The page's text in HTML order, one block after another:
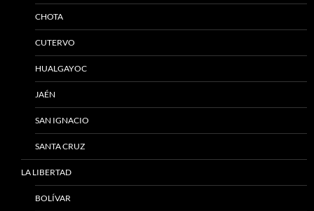
CHOTA
CUTERVO
HUALGAYOC
JAÉN
SAN IGNACIO
SANTA CRUZ
LA LIBERTAD
BOLÍVAR